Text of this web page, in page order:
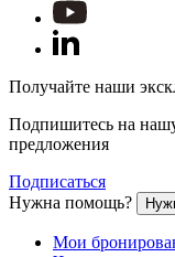
Получайте наши
Подпишитесь на
предложения
Подписаться
Нужна помощь?
Мои